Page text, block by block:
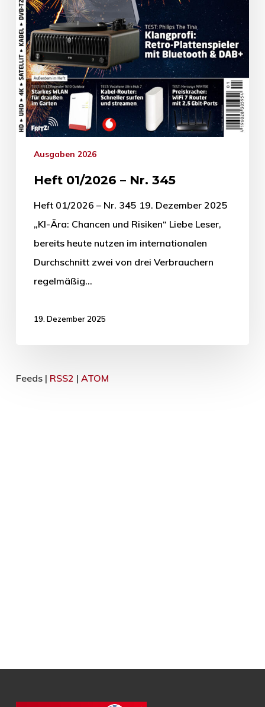
Ausgaben 2026
Heft 01/2026 – Nr. 345
Heft 01/2026 – Nr. 345 19. Dezember 2025
„KI-Ära: Chancen und Risiken“ Liebe Leser,
bereits heute nutzen im internationalen
Durchschnitt zwei von drei Verbrauchern
regelmäßig…
19. Dezember 2025
Feeds | RSS2 | ATOM